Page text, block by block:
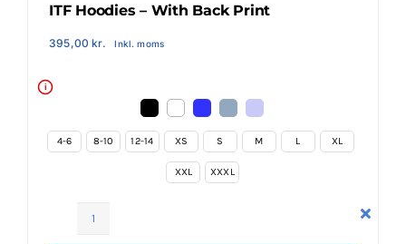
ITF Hoodies – With Back Print
395,00kr. Inkl. moms
i
4-6 8-10 12-14 XS S M L XL
XXL XXXL